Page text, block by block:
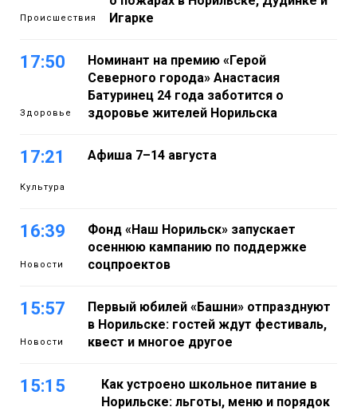
Происшествия
Игарке
17:50
Здоровье
Номинант на премию «Герой
Северного города» Анастасия
Батуринец 24 года заботится о
здоровье жителей Норильска
17:21
Культура
Афиша 7–14 августа
16:39
Новости
Фонд «Наш Норильск» запускает
осеннюю кампанию по поддержке
соцпроектов
15:57
Новости
Первый юбилей «Башни» отпразднуют
в Норильске: гостей ждут фестиваль,
квест и многое другое
15:15
Как устроено школьное питание в
Норильске: льготы, меню и порядок